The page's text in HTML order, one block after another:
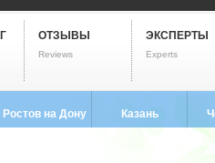
ОТЗЫВЫ
Reviews
ЭКСПЕРТЫ
Experts
Ростов на Дону Казань
8